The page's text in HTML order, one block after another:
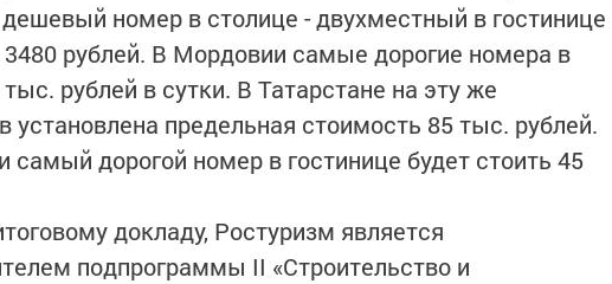
номер в столице - двухместный в гостинице
3480 рублей. В Мордовии самые дорогие номера в
рублей в сутки. В Татарстане на эту же
установлена предельная стоимость 85 тыс. рублей.
самый дорогой номер в гостинице будет стоить 45
докладу, Ростуризм является
подпрограммы II «Строительство и